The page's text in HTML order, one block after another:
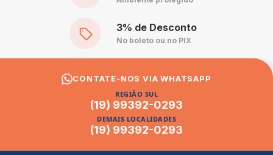
CONTATE-NOS VIA WHATSAPP
REGIÃO SUL
(19) 99392-0293
DEMAIS LOCALIDADES
(19) 99392-0293
3% de Desconto
No boleto ou no PIX